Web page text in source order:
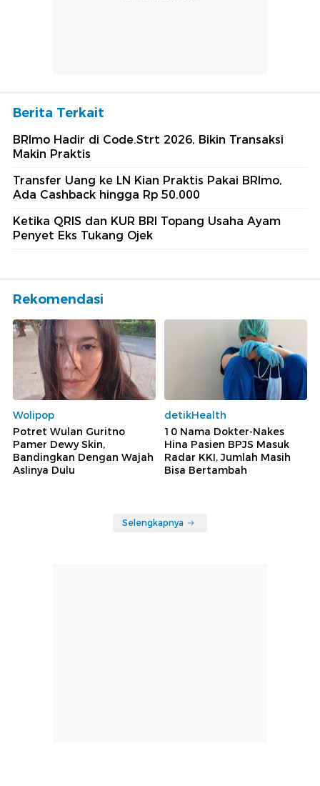
Berita Terkait
BRImo Hadir di Code.Strt 2026, Bikin Transaksi
Makin Praktis
Transfer Uang ke LN Kian Praktis Pakai BRImo,
Ada Cashback hingga Rp 50.000
Ketika QRIS dan KUR BRI Topang Usaha Ayam
Penyet Eks Tukang Ojek
Rekomendasi
Wolipop
Potret Wulan Guritno
Pamer Dewy Skin,
Bandingkan Dengan Wajah
Aslinya Dulu
detikHealth
10 Nama Dokter-Nakes
Hina Pasien BPJS Masuk
Radar KKI, Jumlah Masih
Bisa Bertambah
Selengkapnya